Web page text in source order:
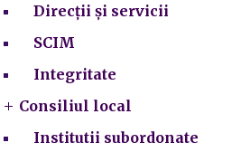
Direcții și servicii
SCIM
Integritate
Consiliul local
Institutii subordonate